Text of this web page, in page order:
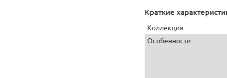
Краткие
Коллекция
Особенности